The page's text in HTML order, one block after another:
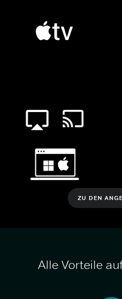
ZU DEN
Alle Vorteile